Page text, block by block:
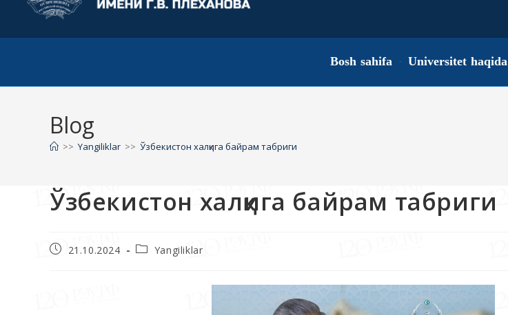
Bosh sahifa Universitet haqida
Blog
>> Yangiliklar >> Ўзбекистон халқига байрам табриги
Ўзбекистон халқига байрам табриги
21.10.2024 Yangiliklar